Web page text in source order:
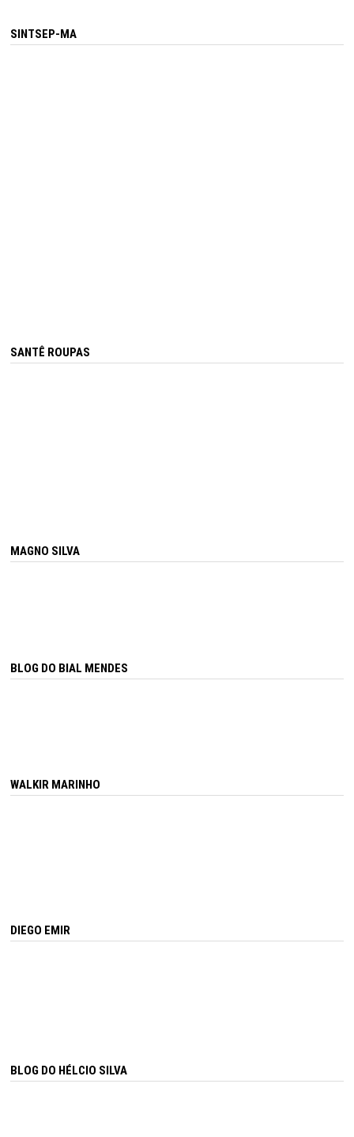
SINTSEP-MA
SANTÊ ROUPAS
MAGNO SILVA
BLOG DO BIAL MENDES
WALKIR MARINHO
DIEGO EMIR
BLOG DO HÉLCIO SILVA